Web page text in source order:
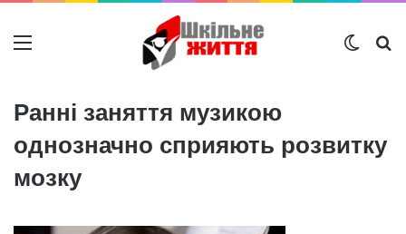
Меню
Ранні заняття музикою
однозначно сприяють розвитку
мозку